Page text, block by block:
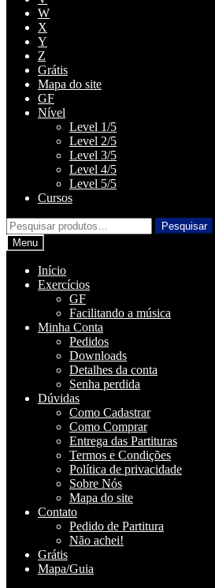
W
X
Y
Z
Grátis
Mapa do site
GF
Nível
Level 1/5
Level 2/5
Level 3/5
Level 4/5
Level 5/5
Cursos
Pesquisar
por:
Pesquisar
Menu
Início
Exercícios
GF
Facilitando a música
Minha Conta
Pedidos
Downloads
Detalhes da conta
Senha perdida
Dúvidas
Como Cadastrar
Como Comprar
Entrega das Partituras
Termos e Condições
Política de privacidade
Sobre Nós
Mapa do site
Contato
Pedido de Partitura
Não achei!
Grátis
Mapa/Guia